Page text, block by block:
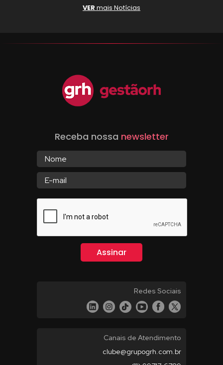
VER mais Notícias
Receba nossa newsletter
Redes Sociais
Canais de Atendimento
clube@grupogrh.com.br